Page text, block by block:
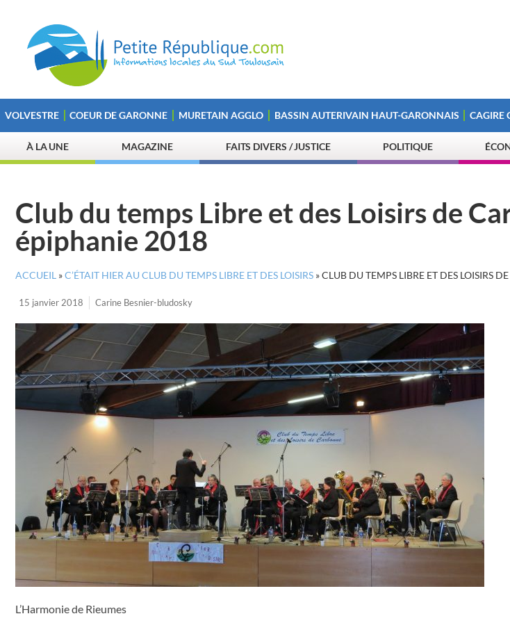
VOLVESTRE COEUR DE GARONNE MURETAIN AGGLO BASSIN AUTERIVAIN HAUT-GARONNAIS CAGIRE
À LA UNE MAGAZINE FAITS DIVERS / JUSTICE POLITIQUE
Club du temps Libre et des Loisirs de
épiphanie 2018
ACCUEIL »C’ÉTAIT HIER AU CLUB DU TEMPS LIBRE ET DES LOISIRS »CLUB DU TEMPS LIBRE ET DES LOISIRS
15 janvier 2018 Carine Besnier-bludosky
L’Harmonie de Rieumes